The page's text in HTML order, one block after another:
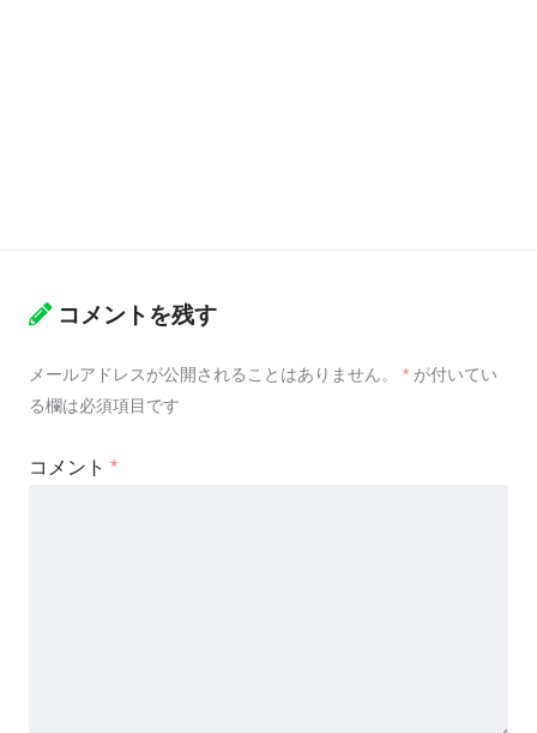
コメントを残す
メールアドレスが公開されることはありません。 * が付いてい
る欄は必須項目です
コメント *